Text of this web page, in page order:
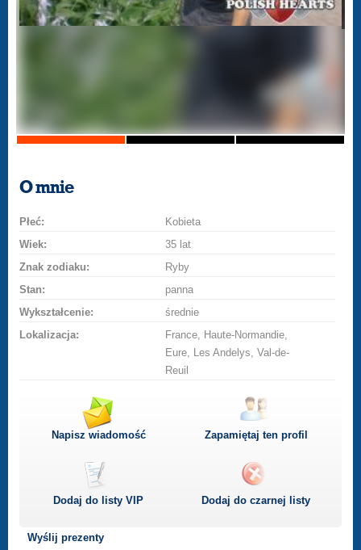
O mnie
Płeć:
Kobieta
Wiek:
35 lat
Znak zodiaku:
Ryby
Stan:
panna
Wykształcenie:
średnie
Lokalizacja:
France, Haute-Normandie,
Eure, Les Andelys, Val-de-
Reuil
Napisz wiadomość Zapamiętaj ten profil
Dodaj do listyVIP Dodaj do czarnej listy
Wyślij prezenty